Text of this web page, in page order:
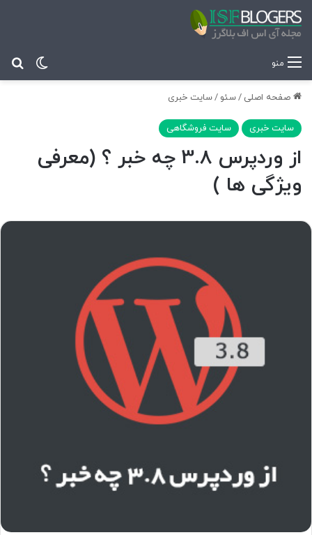
منو
صفحه اصلی /سئو /سایت خبری
سایت خبری سایت فروشگاهی
از وردپرس 3.8 چه خبر ؟ (معرفی
ویژگی ها )